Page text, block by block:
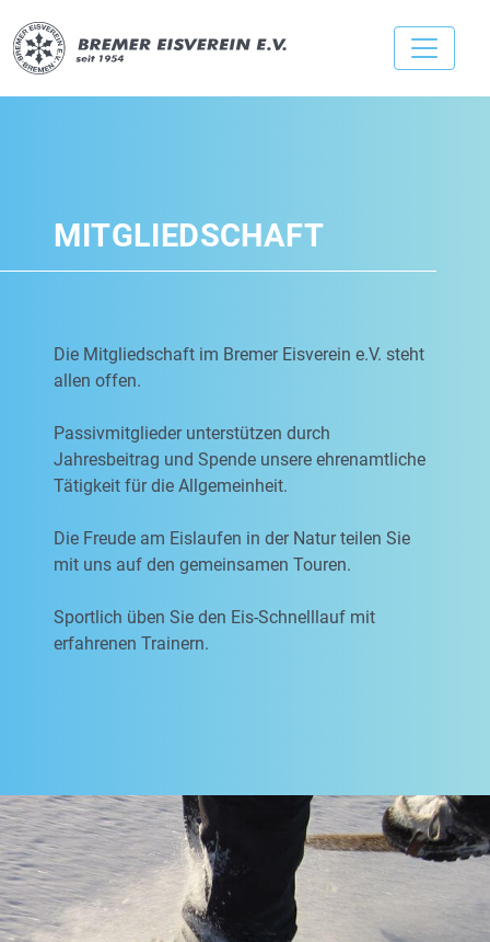
MITGLIEDSCHAFT
Die Mitgliedschaft im Bremer Eisverein e.V. steht
allen offen.
Passivmitglieder unterstützen durch
Jahresbeitrag und Spende unsere ehrenamtliche
Tätigkeit für die Allgemeinheit.
Die Freude am Eislaufen in der Natur teilen Sie
mit uns auf den gemeinsamen Touren.
Sportlich üben Sie den Eis-Schnelllauf mit
erfahrenen Trainern.